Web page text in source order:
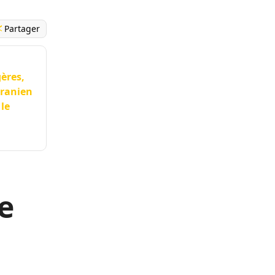
Partager